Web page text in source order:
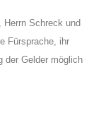
Schreck und
Fürsprache, ihr
der Gelder möglich